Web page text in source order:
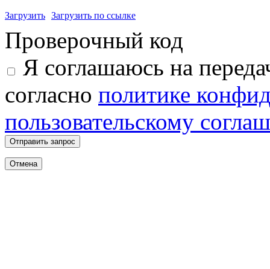
Загрузить Загрузить по ссылке
Проверочный код
Я соглашаюсь на
согласно политике
пользовательскому
Отправить запрос
Отмена